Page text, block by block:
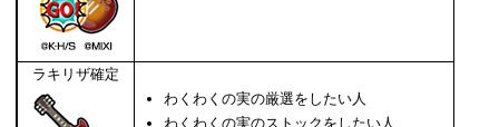
ラキリザ確定
わくわくの実の厳選をしたい人
わくわくの実のストックをしたい人